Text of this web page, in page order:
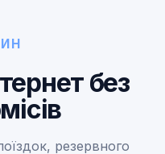
без
резервного